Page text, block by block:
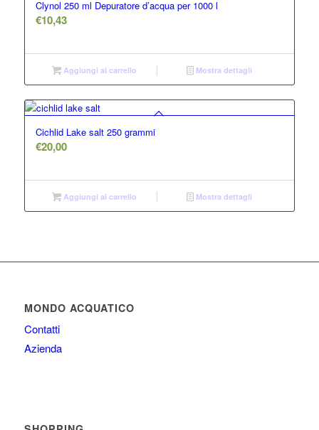
Clynol 250 ml Depuratore d’acqua per 1000 l
€10,43
Aggiungi al carrello Mostra dettagli
Cichlid Lake salt 250 grammi
€20,00
Aggiungi al carrello Mostra dettagli
MONDO ACQUATICO
Contatti
Azienda